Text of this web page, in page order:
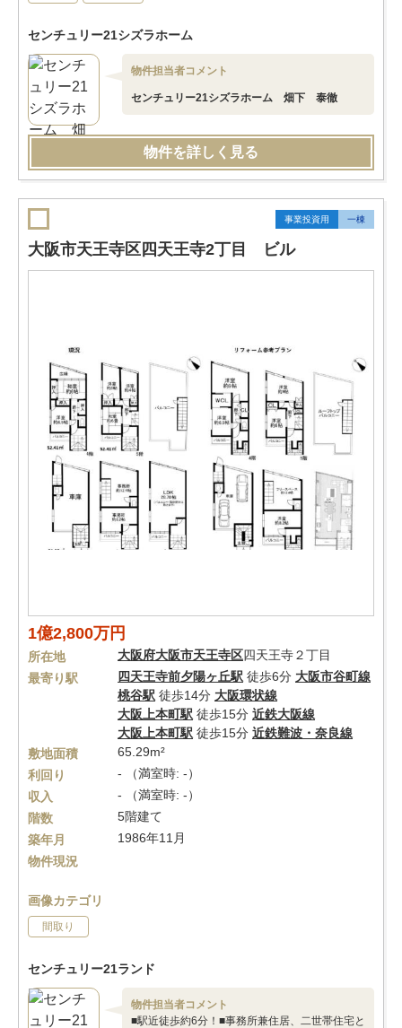
センチュリー21シズラホーム
物件担当者コメント
センチュリー21シズラホーム 畑下 泰徹
物件を詳しく見る
事業投資用 一棟
大阪市天王寺区四天王寺2丁目 ビル
1億2,800万円
所在地 大阪府大阪市天王寺区四天王寺２丁目
最寄り駅
四天王寺前夕陽ヶ丘駅 徒歩6分 大阪市谷町線
桃谷駅 徒歩14分 大阪環状線
大阪上本町駅 徒歩15分 近鉄大阪線
大阪上本町駅 徒歩15分 近鉄難波・奈良線
敷地面積
65.29m²
利回り
- （満室時: -）
収入
- （満室時: -）
階数
5階建て
築年月
1986年11月
物件現況
画像カテゴリ
間取り
センチュリー21ランド
物件担当者コメント
■駅近徒歩約6分！■事務所兼住居、二世帯住宅と